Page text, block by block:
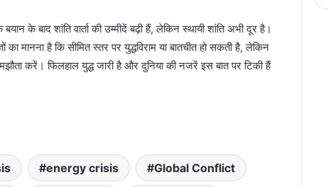
के बाद शांति वार्ता की उम्मीदें बढ़ी हैं, लेकिन स्थायी शांति अभी दूर है।
मानना है कि सीमित स्तर पर युद्धविराम या बातचीत हो सकती है, लेकिन
करें। फिलहाल युद्ध जारी है और दुनिया की नजरें इस बात पर टिकी हैं
energy crisis Global Conflict